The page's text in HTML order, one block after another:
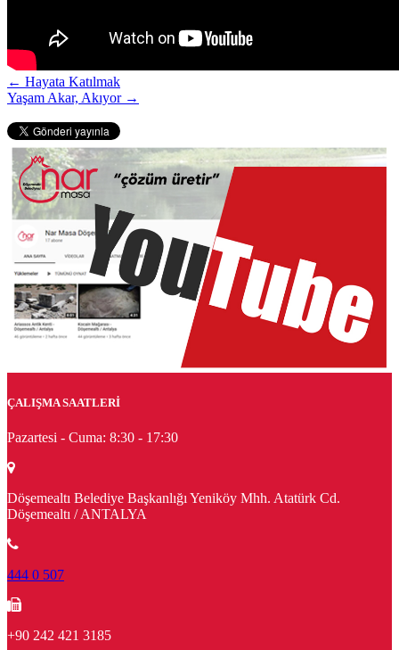
← Hayata Katılmak
Yaşam Akar, Akıyor →
ÇALIŞMA SAATLERİ
Pazartesi - Cuma: 8:30 - 17:30
Döşemealtı Belediye Başkanlığı Yeniköy Mhh. Atatürk Cd.
Döşemealtı / ANTALYA
444 0 507
+90 242 421 3185